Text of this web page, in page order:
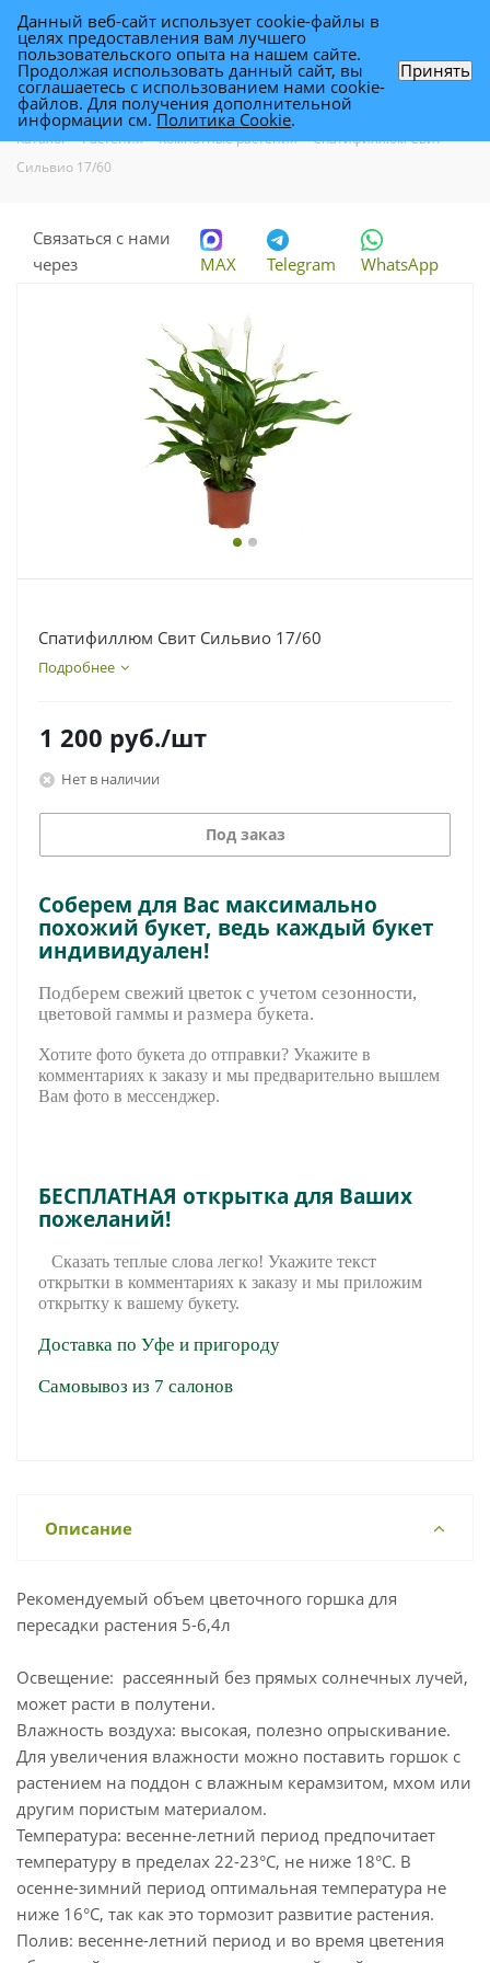
Спатифиллюм Свит Сильвио 17/60
Каталог - Растения - Комнатные растения - Спатифиллюм Свит
Сильвио 17/60
Связаться с нами
через
MAX Telegram WhatsApp
Спатифиллюм Свит Сильвио 17/60
Подробнее
1 200 руб./шт
Нет в наличии
Под заказ
Соберем для Вас максимально
похожий букет, ведь каждый букет
индивидуален!
Подберем свежий цветок с учетом сезонности,
цветовой гаммы и размера букета.
Хотите фото букета до отправки? Укажите в
комментариях к заказу и мы предварительно вышлем
Вам фото в мессенджер.
БЕСПЛАТНАЯ открытка для Ваших
пожеланий!
Сказать теплые слова легко! Укажите текст
открытки в комментариях к заказу и мы приложим
открытку к вашему букету.
Доставка по Уфе и пригороду
Самовывоз из 7 салонов
Описание
Рекомендуемый объем цветочного горшка для
пересадки растения 5-6,4л
Освещение: рассеянный без прямых солнечных лучей,
может расти в полутени.
Влажность воздуха: высокая, полезно опрыскивание.
Для увеличения влажности можно поставить горшок с
растением на поддон с влажным керамзитом, мхом или
другим пористым материалом.
Температура: весенне-летний период предпочитает
температуру в пределах 22-23°C, не ниже 18°C. В
осенне-зимний период оптимальная температура не
ниже 16°C, так как это тормозит развитие растения.
Полив: весенне-летний период и во время цветения
Данный веб-сайт использует cookie-файлы в
целях предоставления вам лучшего
пользовательского опыта на нашем сайте.
Продолжая использовать данный сайт, вы
соглашаетесь с использованием нами cookie-
файлов. Для получения дополнительной
информации см.Политика Cookie.
Принять